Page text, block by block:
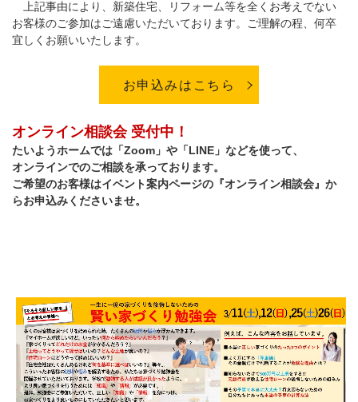
上記事由により、新築住宅、リフォーム等を全くお考えでない
お客様のご参加はご遠慮いただいております。ご理解の程、何卒
宜しくお願いいたします。
お申込みはこちら
オンライン相談会 受付中！
たいようホームでは「Zoom」や「LINE」などを使って、
オンラインでのご相談を承っております。
ご希望のお客様はイベント案内ページの『オンライン相談会』か
らお申込みくださいませ。